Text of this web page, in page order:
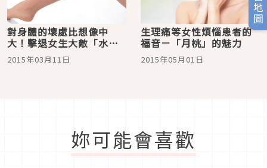
對身體的壞處比想像中
大！擊退女生大敵「水
腫」的方法
2015年03月11日
生理痛等女性煩惱患者的
福音－「月桃」的魅力
2015年05月01日
妳可能會喜歡